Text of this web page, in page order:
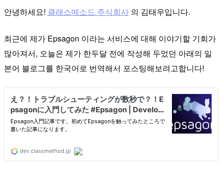
안녕하세요! 클래스메소드 주식회사 의 김태우입니다.
최근에 제가 Epsagon 이라는 서비스에 대해 이야기할 기회가
많아져서, 오늘은 제가 한두달 전에 작성해 두었던 아래의 일
본어 블로그를 한국어로 번역해서 포스팅해보려고합니다!